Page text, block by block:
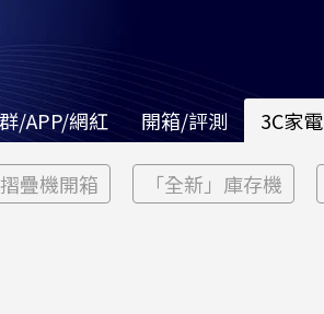
/APP/網紅 開箱/評測 3C家電
疊機開箱 「全新」庫存機